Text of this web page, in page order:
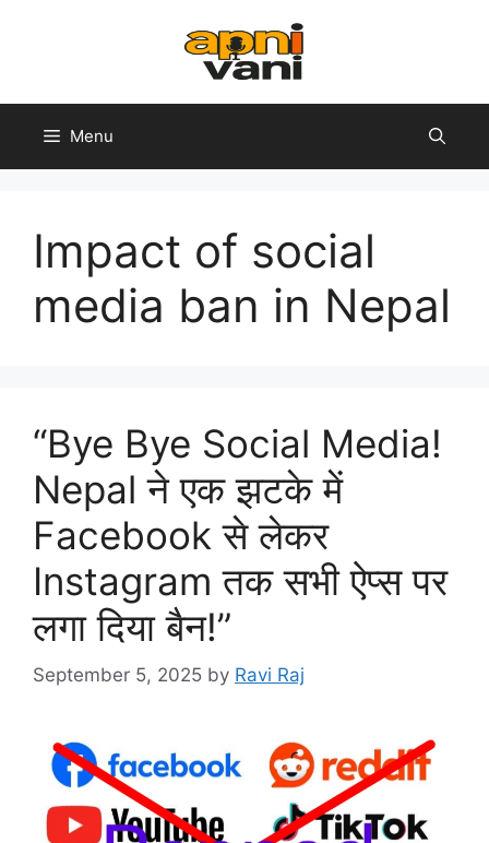
Menu
Impact of social
media ban in Nepal
“Bye Bye Social Media!
Nepal ने एक झटके में
Facebook से लेकर
Instagram तक सभी ऐप्स पर
लगा दिया बैन!”
September 5, 2025 by Ravi Raj